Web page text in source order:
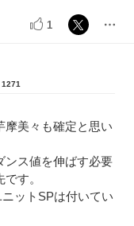
1
1271
摩美々も確定と思い
ンス値を伸ばす必要
す。
ットSPは付いてい